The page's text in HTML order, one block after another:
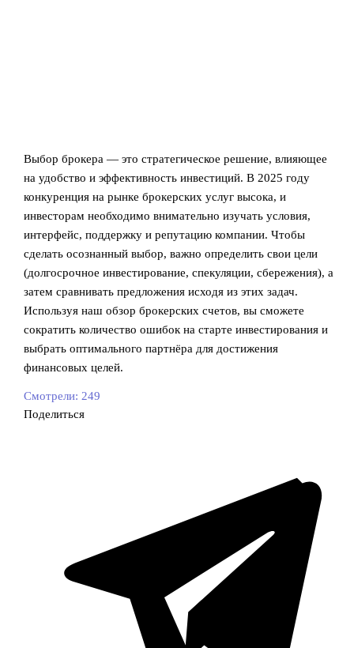
Выбор брокера — это стратегическое решение, влияющее
на удобство и эффективность инвестиций. В 2025 году
конкуренция на рынке брокерских услуг высока, и
инвесторам необходимо внимательно изучать условия,
интерфейс, поддержку и репутацию компании. Чтобы
сделать осознанный выбор, важно определить свои цели
(долгосрочное инвестирование, спекуляции, сбережения), а
затем сравнивать предложения исходя из этих задач.
Используя наш обзор брокерских счетов, вы сможете
сократить количество ошибок на старте инвестирования и
выбрать оптимального партнёра для достижения
финансовых целей.
Смотрели: 249
Поделиться